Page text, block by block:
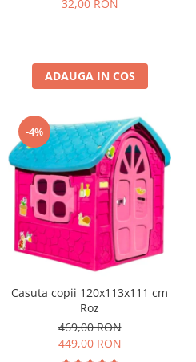
32,00 RON
ADAUGA IN COS
-4%
Casuta copii 120x113x111 cm
Roz
469,00 RON
449,00 RON